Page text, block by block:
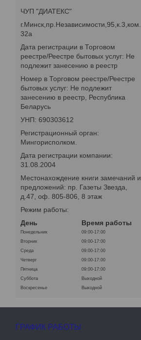
ЧУП "ДИАТЕКС"
г.Минск,пр.Независимости,95,к.3,ком.
32а
Дата регистрации в Торговом
реестре/Реестре бытовых услуг: Не
подлежит занесению в реестр
Номер в Торговом реестре/Реестре
бытовых услуг: Не подлежит
занесению в реестр, Республика
Беларусь
УНП: 690303612
Регистрационный орган:
Мингорисполком.
Дата регистрации компании:
31.08.2004
Местонахождение книги замечаний и
предложений: пр. Газеты Звезда,
д.47, оф. 805-806, 8 этаж
Режим работы:
День
Время работы
Понедельник
09:00-17:00
Вторник
09:00-17:00
Среда
09:00-17:00
Четверг
09:00-17:00
Пятница
09:00-17:00
Суббота
Выходной
Воскресенье
Выходной
ГРАФИК РАБОТЫ